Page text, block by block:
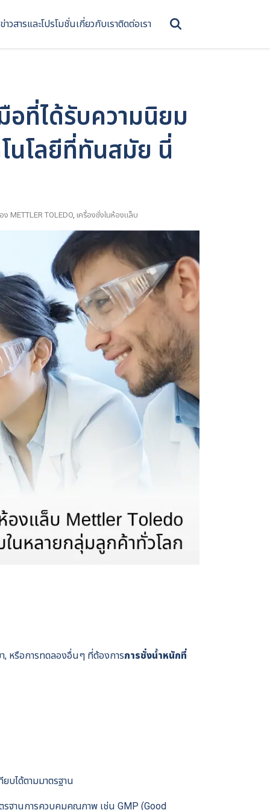
ข่าวสารและโปรโมชั่นเกี่ยวกับเราติดต่อเรา
อที่ได้รับความนิยม
นโลยีที่ทันสมัย นี่
ง METTLER TOLEDO, เครื่องชั่งในห้องแล็บ
, หรือการทดลองอื่นๆ ที่ต้องการการชั่งน้ำหนักที่
บได้ตามมาตรฐาน
รฐานการควบคุมคุณภาพ เช่น GMP (Good